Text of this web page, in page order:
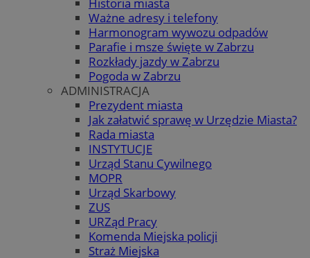
Ważne adresy i telefony
Harmonogram wywozu odpadów
Parafie i msze święte w Zabrzu
Rozkłady jazdy w Zabrzu
Pogoda w Zabrzu
ADMINISTRACJA
Prezydent miasta
Jak załatwić sprawę w Urzędzie Miasta?
Rada miasta
INSTYTUCJE
Urząd Stanu Cywilnego
MOPR
Urząd Skarbowy
ZUS
URZąd Pracy
Komenda Miejska policji
Straż Miejska